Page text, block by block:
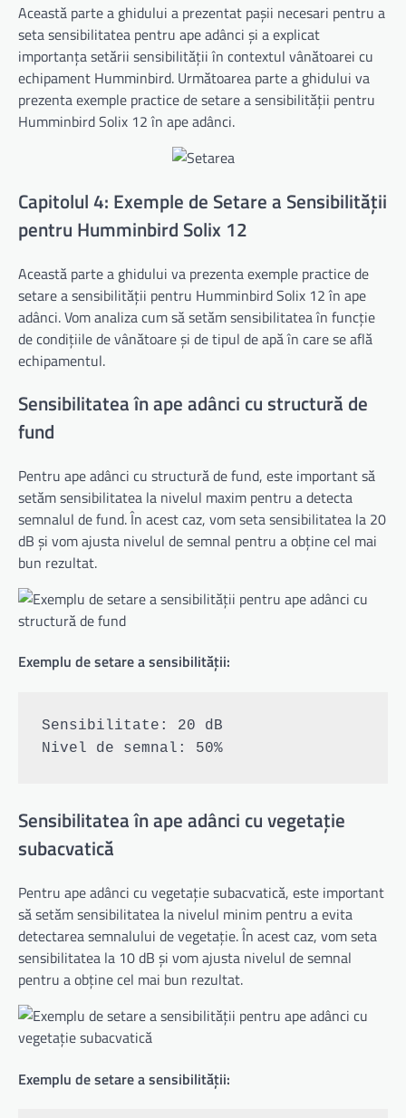
Această parte a ghidului a prezentat pașii necesari pentru a
seta sensibilitatea pentru ape adânci și a explicat
importanța setării sensibilității în contextul vânătoarei cu
echipament Humminbird. Următoarea parte a ghidului va
prezenta exemple practice de setare a sensibilității pentru
Humminbird Solix 12 în ape adânci.
Capitolul 4: Exemple de Setare a Sensibilității
pentru Humminbird Solix 12
Această parte a ghidului va prezenta exemple practice de
setare a sensibilității pentru Humminbird Solix 12 în ape
adânci. Vom analiza cum să setăm sensibilitatea în funcție
de condițiile de vânătoare și de tipul de apă în care se află
echipamentul.
Sensibilitatea în ape adânci cu structură de
fund
Pentru ape adânci cu structură de fund, este important să
setăm sensibilitatea la nivelul maxim pentru a detecta
semnalul de fund. În acest caz, vom seta sensibilitatea la 20
dB și vom ajusta nivelul de semnal pentru a obține cel mai
bun rezultat.
Exemplu de setare a sensibilității:
Sensibilitate: 20 dB
Nivel de semnal: 50%
Sensibilitatea în ape adânci cu vegetație
subacvatică
Pentru ape adânci cu vegetație subacvatică, este important
să setăm sensibilitatea la nivelul minim pentru a evita
detectarea semnalului de vegetație. În acest caz, vom seta
sensibilitatea la 10 dB și vom ajusta nivelul de semnal
pentru a obține cel mai bun rezultat.
Exemplu de setare a sensibilității: